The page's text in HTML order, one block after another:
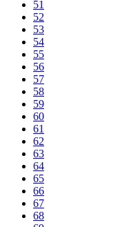
51
52
53
54
55
56
57
58
59
60
61
62
63
64
65
66
67
68